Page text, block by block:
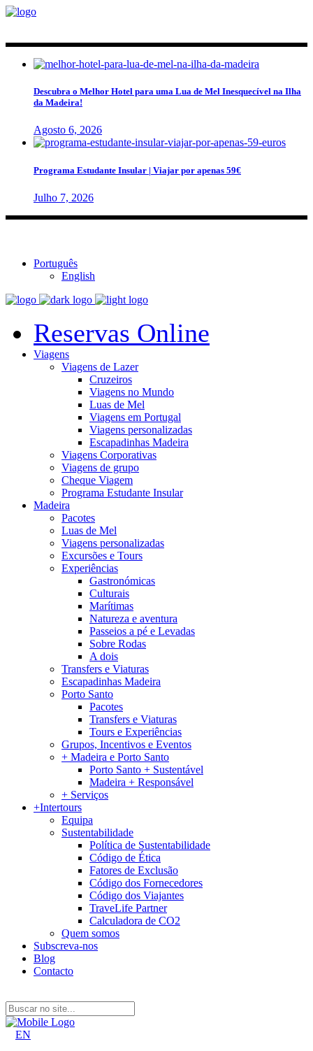
Descubra o Melhor Hotel para uma Lua de Mel Inesquecível na Ilha
da Madeira!
Agosto 6, 2026
Programa Estudante Insular | Viajar por apenas 59€
Julho 7, 2026
Português
English
Reservas Online
Viagens
Viagens de Lazer
Cruzeiros
Viagens no Mundo
Luas de Mel
Viagens em Portugal
Viagens personalizadas
Escapadinhas Madeira
Viagens Corporativas
Viagens de grupo
Cheque Viagem
Programa Estudante Insular
Madeira
Pacotes
Luas de Mel
Viagens personalizadas
Excursões e Tours
Experiências
Gastronómicas
Culturais
Marítimas
Natureza e aventura
Passeios a pé e Levadas
Sobre Rodas
A dois
Transfers e Viaturas
Escapadinhas Madeira
Porto Santo
Pacotes
Transfers e Viaturas
Tours e Experiências
Grupos, Incentivos e Eventos
+ Madeira e Porto Santo
Porto Santo + Sustentável
Madeira + Responsável
+ Serviços
+Intertours
Equipa
Sustentabilidade
Política de Sustentabilidade
Código de Ética
Fatores de Exclusão
Código dos Fornecedores
Código dos Viajantes
TraveLife Partner
Calculadora de CO2
Quem somos
Subscreva-nos
Blog
Contacto
EN